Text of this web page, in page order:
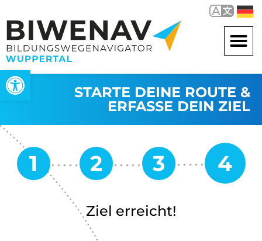
Werkzeugleiste öffnen
STARTE DEINE ROUTE &
ERFASSE DEIN ZIEL
Ziel erreicht!